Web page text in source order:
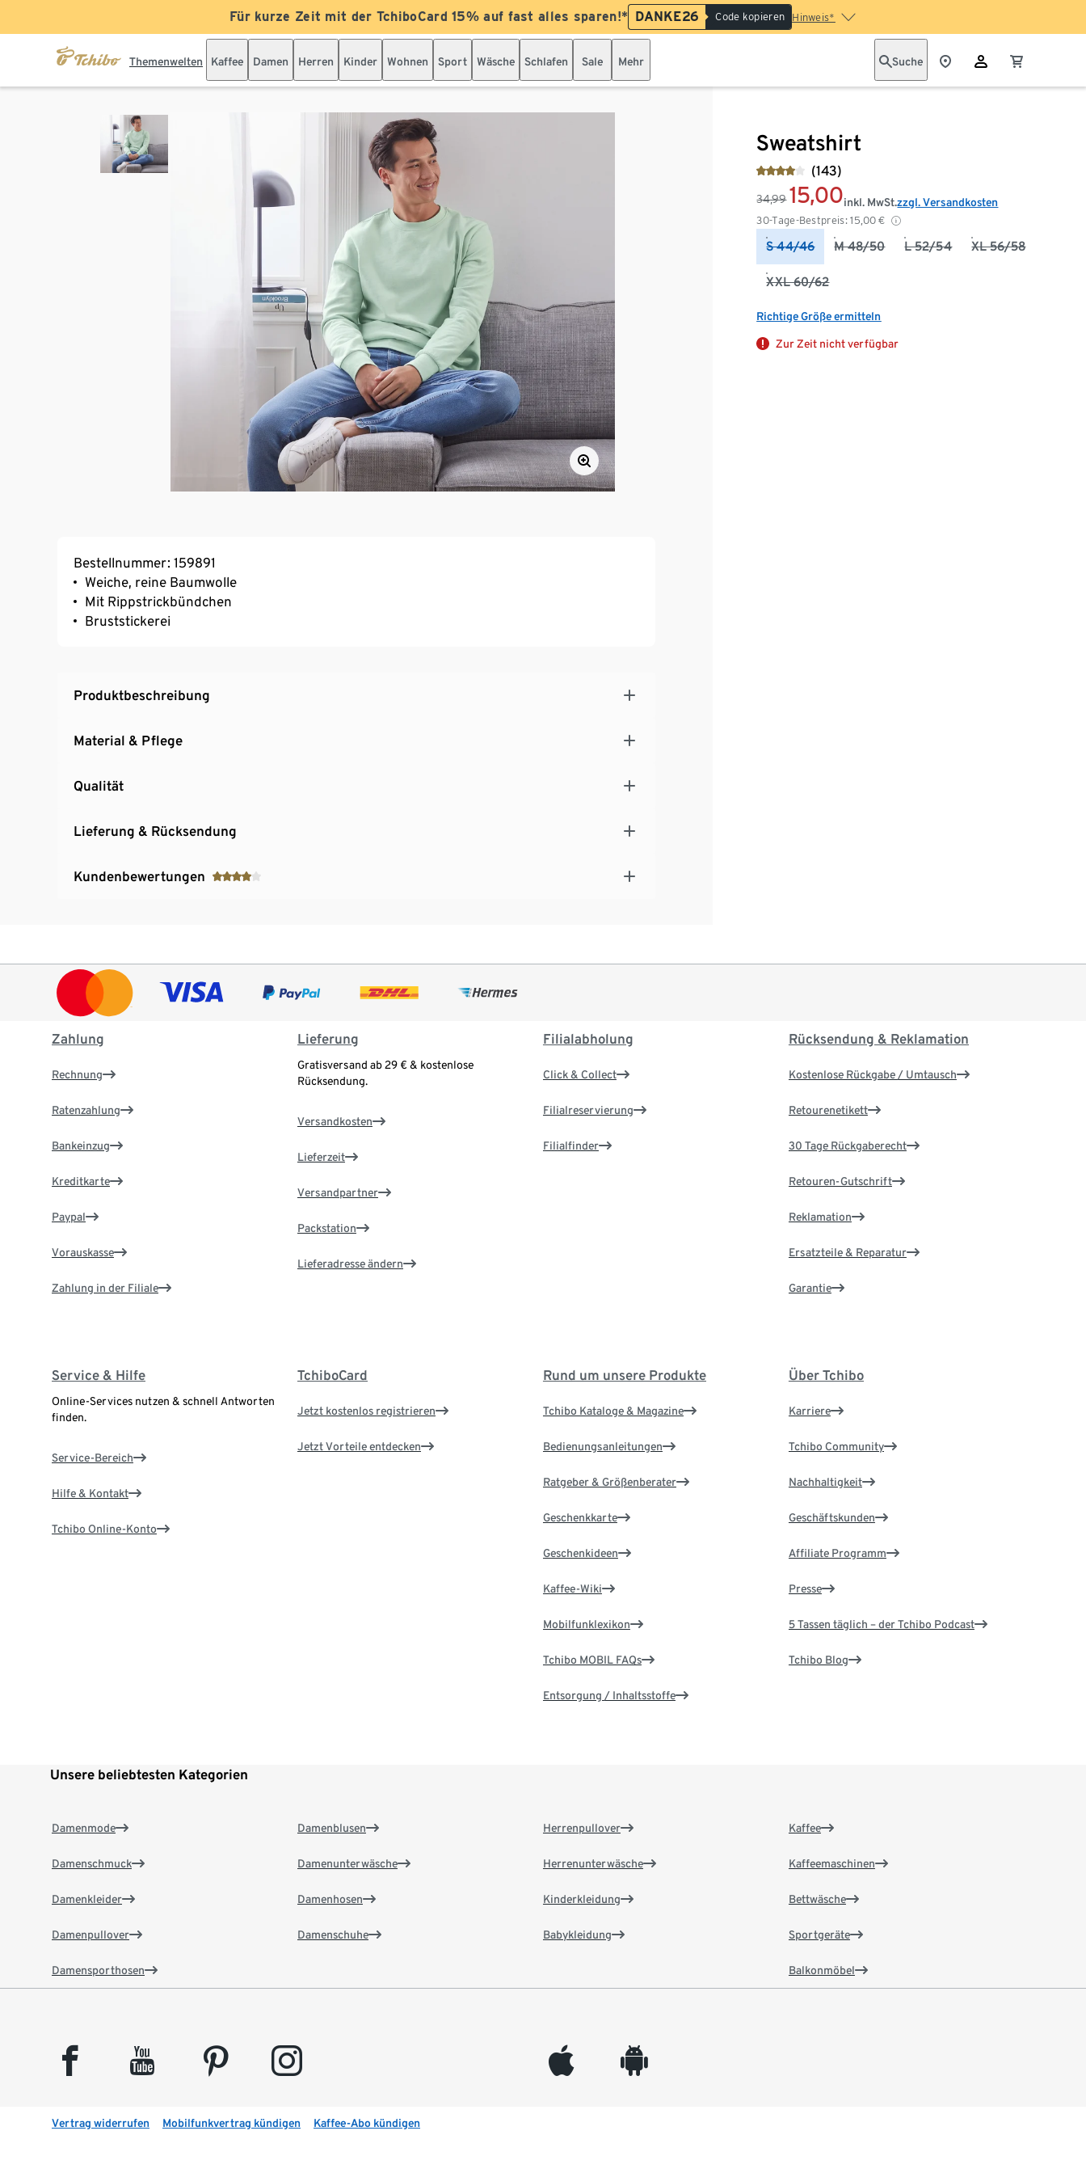
Für kurze Zeit mit der TchiboCard 15% auf fast alles sparen!* DANKE26 Code kopieren Hinweis*
Themenwelten Kaffee Damen Herren Kinder Wohnen Sport Wäsche Schlafen Sale Mehr Suche
Sweatshirt
(143)
34,99 15,00
30-Tage-Bestpreis: 15,00 €
inkl. MwSt.zzgl. Versandkosten
S 44/46 M 48/50 L 52/54 XL 56/58
XXL 60/62
Richtige Größe ermitteln
Zur Zeit nicht verfügbar
Bestellnummer: 159891
Weiche, reine Baumwolle
Mit Rippstrickbündchen
Bruststickerei
Produktbeschreibung
Material & Pflege
Qualität
Lieferung & Rücksendung
Kundenbewertungen
Zahlung
Rechnung
Ratenzahlung
Bankeinzug
Kreditkarte
Paypal
Vorauskasse
Zahlung in der Filiale
Lieferung
Gratisversand ab 29 € & kostenlose
Rücksendung.
Versandkosten
Lieferzeit
Versandpartner
Packstation
Lieferadresse ändern
Filialabholung
Click & Collect
Filialreservierung
Filialfinder
Rücksendung & Reklamation
Kostenlose Rückgabe / Umtausch
Retourenetikett
30 Tage Rückgaberecht
Retouren-Gutschrift
Reklamation
Ersatzteile & Reparatur
Garantie
Service & Hilfe
Online-Services nutzen & schnell Antworten
finden.
Service-Bereich
Hilfe & Kontakt
Tchibo Online-Konto
TchiboCard
Jetzt kostenlos registrieren
Jetzt Vorteile entdecken
Rund um unsere Produkte
Tchibo Kataloge & Magazine
Bedienungsanleitungen
Ratgeber & Größenberater
Geschenkkarte
Geschenkideen
Kaffee-Wiki
Mobilfunklexikon
Tchibo MOBIL FAQs
Entsorgung / Inhaltsstoffe
Über Tchibo
Karriere
Tchibo Community
Nachhaltigkeit
Geschäftskunden
Affiliate Programm
Presse
5 Tassen täglich – der Tchibo Podcast
Tchibo Blog
Unsere beliebtesten Kategorien
Damenmode
Damenschmuck
Damenkleider
Damenpullover
Damensporthosen
Damenblusen
Damenunterwäsche
Damenhosen
Damenschuhe
Herrenpullover
Herrenunterwäsche
Kinderkleidung
Babykleidung
Kaffee
Kaffeemaschinen
Bettwäsche
Sportgeräte
Balkonmöbel
facebook youtube pinterest instagram appleinc android
Vertrag widerrufen Mobilfunkvertrag kündigen Kaffee-Abo kündigen